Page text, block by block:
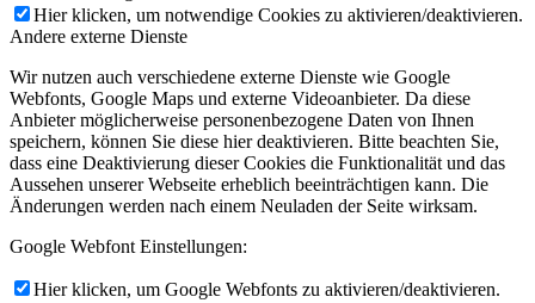
Hier klicken, um notwendige Cookies zu aktivieren/deaktivieren.
Andere externe Dienste
Wir nutzen auch verschiedene externe Dienste wie Google
Webfonts, Google Maps und externe Videoanbieter. Da diese
Anbieter möglicherweise personenbezogene Daten von Ihnen
speichern, können Sie diese hier deaktivieren. Bitte beachten Sie,
dass eine Deaktivierung dieser Cookies die Funktionalität und das
Aussehen unserer Webseite erheblich beeinträchtigen kann. Die
Änderungen werden nach einem Neuladen der Seite wirksam.
Google Webfont Einstellungen:
Hier klicken, um Google Webfonts zu aktivieren/deaktivieren.